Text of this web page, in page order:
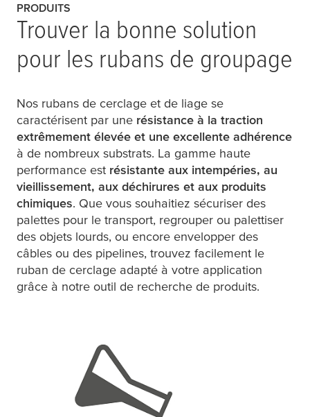
PRODUITS
Trouver la bonne solution
pour les rubans de groupage
Nos rubans de cerclage et de liage se
caractérisent par une résistance à la traction
extrêmement élevée et une excellente adhérence
à de nombreux substrats. La gamme haute
performance est résistante aux intempéries, au
vieillissement, aux déchirures et aux produits
chimiques. Que vous souhaitiez sécuriser des
palettes pour le transport, regrouper ou palettiser
des objets lourds, ou encore envelopper des
câbles ou des pipelines, trouvez facilement le
ruban de cerclage adapté à votre application
grâce à notre outil de recherche de produits.